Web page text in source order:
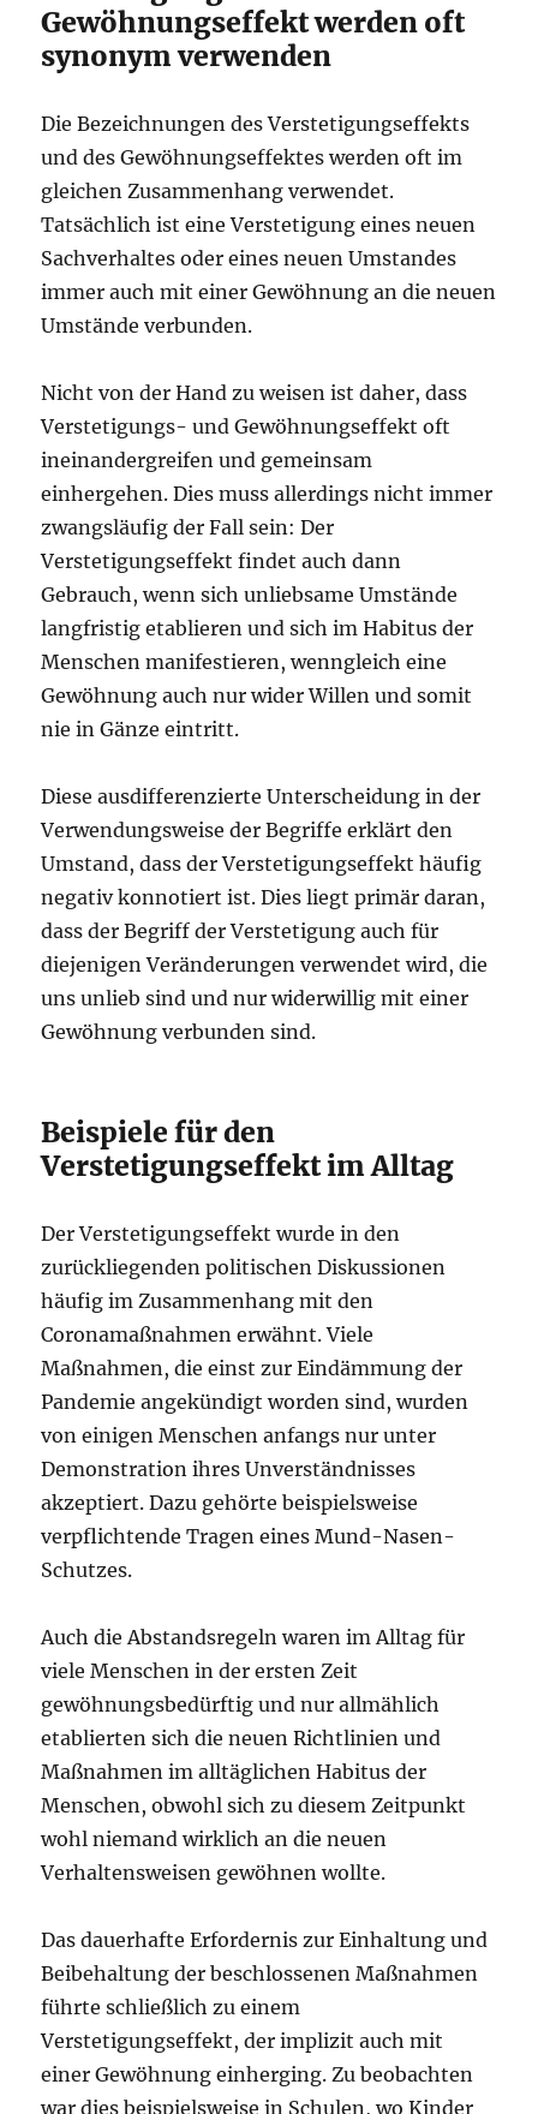
Gewöhnungseffekt werden oft
synonym verwenden
Die Bezeichnungen des Verstetigungseffekts
und des Gewöhnungseffektes werden oft im
gleichen Zusammenhang verwendet.
Tatsächlich ist eine Verstetigung eines neuen
Sachverhaltes oder eines neuen Umstandes
immer auch mit einer Gewöhnung an die neuen
Umstände verbunden.
Nicht von der Hand zu weisen ist daher, dass
Verstetigungs- und Gewöhnungseffekt oft
ineinandergreifen und gemeinsam
einhergehen. Dies muss allerdings nicht immer
zwangsläufig der Fall sein: Der
Verstetigungseffekt findet auch dann
Gebrauch, wenn sich unliebsame Umstände
langfristig etablieren und sich im Habitus der
Menschen manifestieren, wenngleich eine
Gewöhnung auch nur wider Willen und somit
nie in Gänze eintritt.
Diese ausdifferenzierte Unterscheidung in der
Verwendungsweise der Begriffe erklärt den
Umstand, dass der Verstetigungseffekt häufig
negativ konnotiert ist. Dies liegt primär daran,
dass der Begriff der Verstetigung auch für
diejenigen Veränderungen verwendet wird, die
uns unlieb sind und nur widerwillig mit einer
Gewöhnung verbunden sind.
Beispiele für den
Verstetigungseffekt im Alltag
Der Verstetigungseffekt wurde in den
zurückliegenden politischen Diskussionen
häufig im Zusammenhang mit den
Coronamaßnahmen erwähnt. Viele
Maßnahmen, die einst zur Eindämmung der
Pandemie angekündigt worden sind, wurden
von einigen Menschen anfangs nur unter
Demonstration ihres Unverständnisses
akzeptiert. Dazu gehörte beispielsweise
verpflichtende Tragen eines Mund-Nasen-
Schutzes.
Auch die Abstandsregeln waren im Alltag für
viele Menschen in der ersten Zeit
gewöhnungsbedürftig und nur allmählich
etablierten sich die neuen Richtlinien und
Maßnahmen im alltäglichen Habitus der
Menschen, obwohl sich zu diesem Zeitpunkt
wohl niemand wirklich an die neuen
Verhaltensweisen gewöhnen wollte.
Das dauerhafte Erfordernis zur Einhaltung und
Beibehaltung der beschlossenen Maßnahmen
führte schließlich zu einem
Verstetigungseffekt, der implizit auch mit
einer Gewöhnung einherging. Zu beobachten
war dies beispielsweise in Schulen, wo Kinder